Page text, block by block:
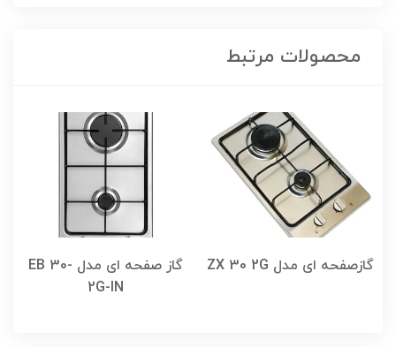
محصولات مرتبط
گازصفحه ای مدل ZX 30 2G
گاز صفحه ای مدل EB 30-
2G-IN